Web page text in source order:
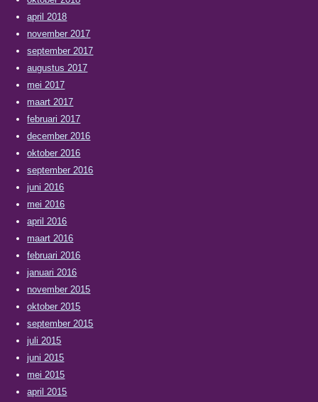
april 2018
november 2017
september 2017
augustus 2017
mei 2017
maart 2017
februari 2017
december 2016
oktober 2016
september 2016
juni 2016
mei 2016
april 2016
maart 2016
februari 2016
januari 2016
november 2015
oktober 2015
september 2015
juli 2015
juni 2015
mei 2015
april 2015